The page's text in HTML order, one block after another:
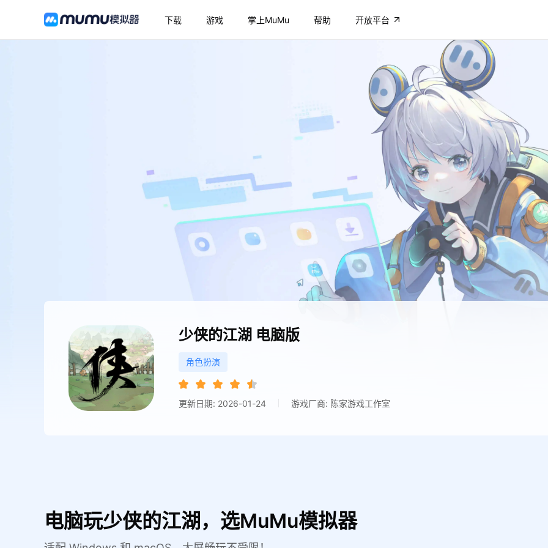
下载 游戏 掌上MuMu 帮助 开放平台
少侠的江湖 电脑版
角色扮演
更新日期: 2026-01-24 游戏厂商: 陈家游戏工作室
电脑玩少侠的江湖，选MuMu模拟器